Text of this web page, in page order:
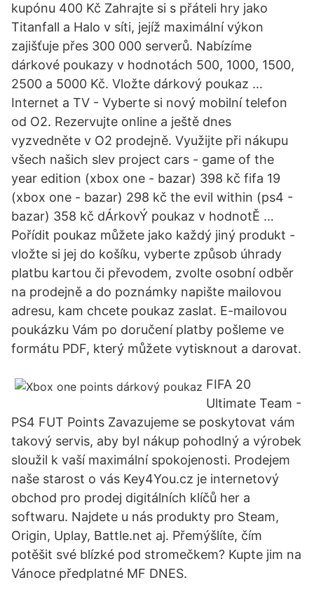
kupónu 400 Kč Zahrajte si s přáteli hry jako
Titanfall a Halo v síti, jejíž maximální výkon
zajišťuje přes 300 000 serverů. Nabízíme
dárkové poukazy v hodnotách 500, 1000, 1500,
2500 a 5000 Kč. Vložte dárkový poukaz …
Internet a TV - Vyberte si nový mobilní telefon
od O2. Rezervujte online a ještě dnes
vyzvedněte v O2 prodejně. Využijte při nákupu
všech našich slev project cars - game of the
year edition (xbox one - bazar) 398 kč fifa 19
(xbox one - bazar) 298 kč the evil within (ps4 -
bazar) 358 kč dÁrkovÝ poukaz v hodnotĚ …
Pořídit poukaz můžete jako každý jiný produkt -
vložte si jej do košíku, vyberte způsob úhrady
platbu kartou či převodem, zvolte osobní odběr
na prodejně a do poznámky napište mailovou
adresu, kam chcete poukaz zaslat. E-mailovou
poukázku Vám po doručení platby pošleme ve
formátu PDF, který můžete vytisknout a darovat.
FIFA 20
Ultimate Team -
PS4 FUT Points Zavazujeme se poskytovat vám
takový servis, aby byl nákup pohodlný a výrobek
sloužil k vaší maximální spokojenosti. Prodejem
naše starost o vás Key4You.cz je internetový
obchod pro prodej digitálních klíčů her a
softwaru. Najdete u nás produkty pro Steam,
Origin, Uplay, Battle.net aj. Přemýšlíte, čím
potěšit své blízké pod stromečkem? Kupte jim na
Vánoce předplatné MF DNES.